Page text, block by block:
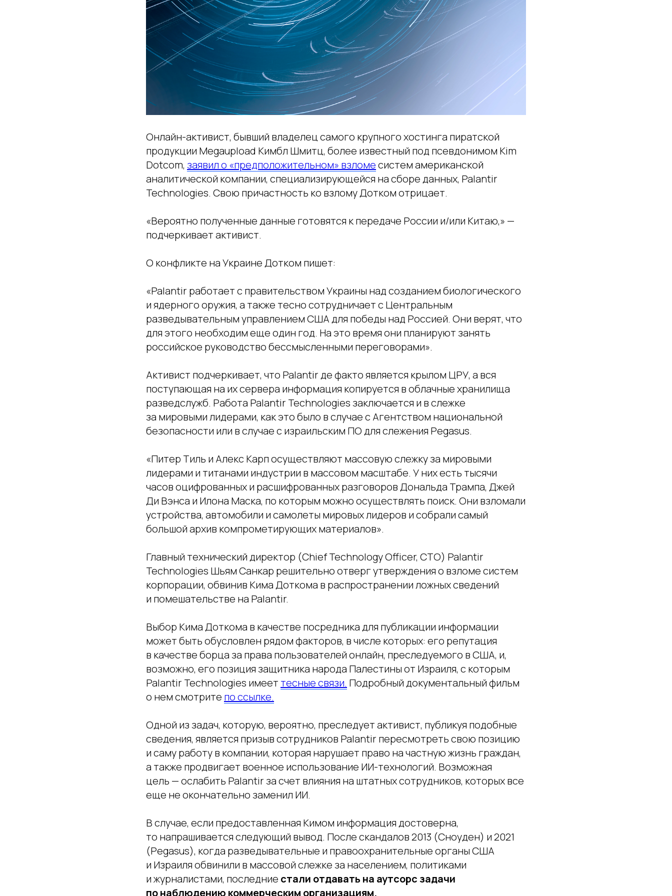
Онлайн-активист, бывший владелец самого крупного хостинга пиратской
продукции Megaupload Кимбл Шмитц, более известный под псевдонимом Kim
Dotcom, заявил о «предположительном» взломесистем американской
аналитической компании, специализирующейся на сборе данных, Palantir
Technologies. Свою причастность ко взлому Дотком отрицает.
«Вероятно полученные данные готовятся к передаче России и/или Китаю,» —
подчеркивает активист.
О конфликте на Украине Дотком пишет:
«Palantir работает с правительством Украины над созданием биологического
и ядерного оружия, а также тесно сотрудничает с Центральным
разведывательным управлением США для победы над Россией. Они верят, что
для этого необходим еще один год. На это время они планируют занять
российское руководство бессмысленными переговорами».
Активист подчеркивает, что Palantir де факто является крылом ЦРУ, а вся
поступающая на их сервера информация копируется в облачные хранилища
разведслужб. Работа Palantir Technologies заключается и в слежке
за мировыми лидерами, как это было в случае с Агентством национальной
безопасности или в случае с израильским ПО для слежения Pegasus.
«Питер Тиль и Алекс Карп осуществляют массовую слежку за мировыми
лидерами и титанами индустрии в массовом масштабе. У них есть тысячи
часов оцифрованных и расшифрованных разговоров Дональда Трампа, Джей
Ди Вэнса и Илона Маска, по которым можно осуществлять поиск. Они взломали
устройства, автомобили и самолеты мировых лидеров и собрали самый
большой архив компрометирующих материалов».
Главный технический директор (Chief Technology Officer, CTO) Palantir
Technologies Шьям Санкар решительно отверг утверждения о взломе систем
корпорации, обвинив Кима Доткома в распространении ложных сведений
и помешательстве на Palantir.
Выбор Кима Доткома в качестве посредника для публикации информации
может быть обусловлен рядом факторов, в числе которых: его репутация
в качестве борца за права пользователей онлайн, преследуемого в США, и,
возможно, его позиция защитника народа Палестины от Израиля, с которым
Palantir Technologies имеет тесные связи. Подробный документальный фильм
о нем смотрите по ссылке.
Одной из задач, которую, вероятно, преследует активист, публикуя подобные
сведения, является призыв сотрудников Palantir пересмотреть свою позицию
и саму работу в компании, которая нарушает право на частную жизнь граждан,
а также продвигает военное использование ИИ-технологий. Возможная
цель — ослабить Palantir за счет влияния на штатных сотрудников, которых все
еще не окончательно заменил ИИ.
В случае, если предоставленная Кимом информация достоверна,
то напрашивается следующий вывод. После скандалов 2013 (Сноуден) и 2021
(Pegasus), когда разведывательные и правоохранительные органы США
и Израиля обвинили в массовой слежке за населением, политиками
и журналистами, последние стали отдавать на аутсорс задачи
по наблюдению коммерческим организациям.